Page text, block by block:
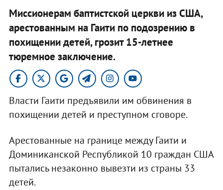
Миссионерам баптистской церкви из США,
арестованным на Гаити по подозрению в
похищении детей, грозит 15-летнее
тюремное заключение.
Власти Гаити предъявили им обвинения в
похищении детей и преступном сговоре.
Арестованные на границе между Гаити и
Доминиканской Республикой 10 граждан США
пытались незаконно вывезти из страны 33
детей.